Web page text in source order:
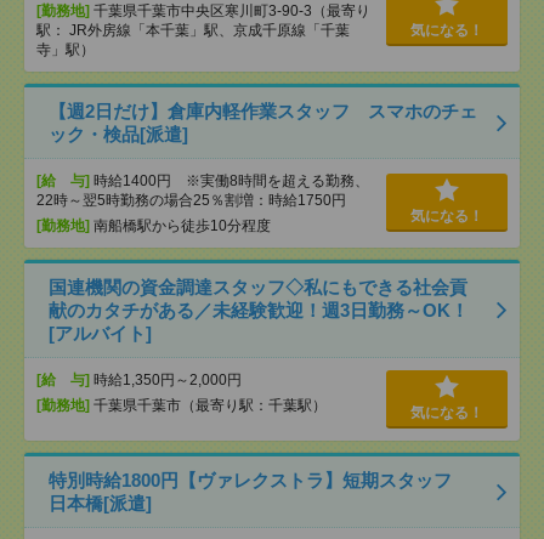
[勤務地] 千葉県千葉市中央区寒川町3-90-3（最寄り
駅： JR外房線「本千葉」駅、京成千原線「千葉
寺」駅）
気になる！
【週2日だけ】倉庫内軽作業スタッフ スマホのチェ
ック・検品[派遣]
[給 与] 時給1400円 ※実働8時間を超える勤務、
22時～翌5時勤務の場合25％割増：時給1750円
[勤務地] 南船橋駅から徒歩10分程度
気になる！
国連機関の資金調達スタッフ◇私にもできる社会貢
献のカタチがある／未経験歓迎！週3日勤務～OK！
[アルバイト]
[給 与] 時給1,350円～2,000円
[勤務地] 千葉県千葉市（最寄り駅：千葉駅） 気になる！
特別時給1800円【ヴァレクストラ】短期スタッフ
日本橋[派遣]